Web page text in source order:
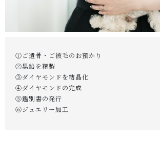
①ご遺骨・ご被毛のお預かり
②黒鉛を精製
③ダイヤモンドを結晶化
④ダイヤモンドの完成
⑤鑑別書の発行
⑥ジュエリー加工